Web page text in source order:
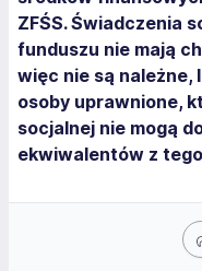
ZFŚS. Świadczenia
funduszu nie mają
więc nie są należne,
osoby uprawnione,
socjalnej nie mogą
ekwiwalentów z